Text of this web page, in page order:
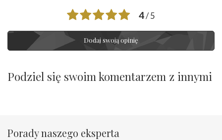
4/ 5
Dodaj swoją opinię
Podziel się swoim komentarzem z innymi
Porady naszego eksperta